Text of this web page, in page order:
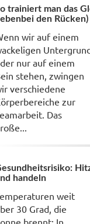
trainiert man das
den Rücken)
wir auf einem
nur auf einem
stehen, zwingen
verschiedene
zur
Das
handeln
weit
30 Grad, die
brennt: In